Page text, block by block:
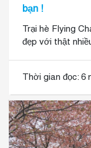
bạn !
Trại hè Flying
đẹp với thật
Thời gian đọc: 6